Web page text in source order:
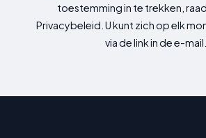
toestemming in te trekken,
Privacybeleid. U kunt zich op elk
via de link in de e-mail.